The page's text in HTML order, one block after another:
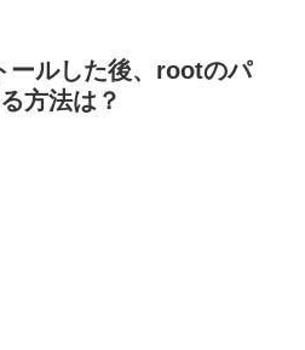
ールした後、rootのパ
方法は？